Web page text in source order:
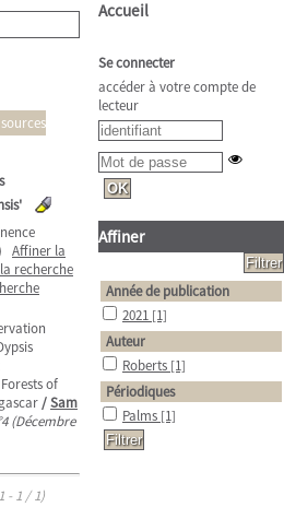
Affiner la
recherche
of
/Sam
(Décembre
- 1 / 1)
Accueil
Se connecter
accéder à votre compte de
lecteur
Affiner
Année de publication
2021 [1]
Auteur
Roberts [1]
Périodiques
Palms [1]